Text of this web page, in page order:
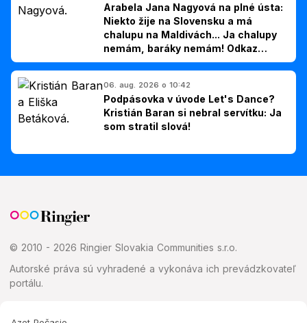
Arabela Jana Nagyová na plné ústa:
Niekto žije na Slovensku a má
chalupu na Maldivách... Ja chalupy
nemám, baráky nemám! Odkaz
Slovákom
06. aug. 2026 o 10:42
Podpásovka v úvode Let's Dance?
Kristián Baran si nebral servítku: Ja
som stratil slová!
© 2010 - 2026 Ringier Slovakia Communities s.r.o.
Autorské práva sú vyhradené a vykonáva ich prevádzkovateľ
portálu.